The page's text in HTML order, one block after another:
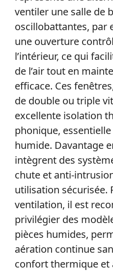
ventiler une salle de
oscillobattantes, par
une ouverture
l’intérieur, ce qui
de l’air tout en
efficace. Ces
de double ou triple
excellente isolation
phonique,
humide. Davantage
intègrent des
chute et anti-
utilisation sécurisée.
ventilation, il est
privilégier des
pièces humides,
aération continue
confort thermique et